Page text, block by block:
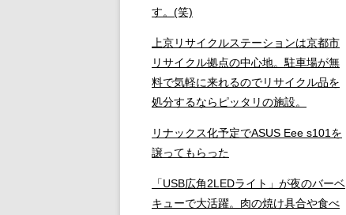
す。(笑)
上京リサイクルステーションは京都市
リサイクル拠点の中心地。駐車場が無
料で気軽に来れるのでリサイクル品を
処分するならピッタリの施設。
リナックス化予定でASUS Eee s101を
譲ってもらった
「USB広角2LEDライト」が夜のバーベ
キューで大活躍。肉の焼け具合や食べ